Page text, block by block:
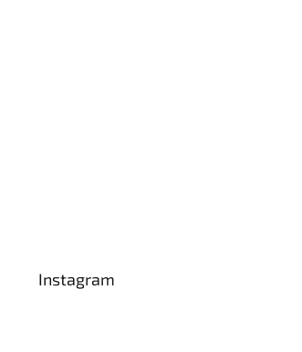
Instagram